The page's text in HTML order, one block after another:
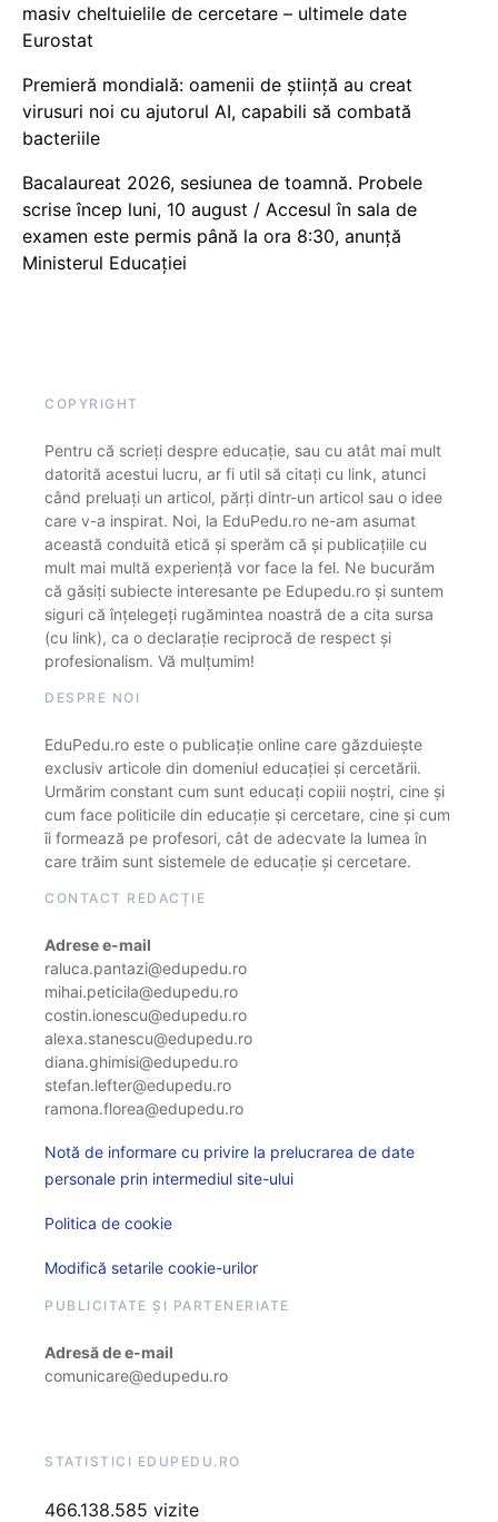
masiv cheltuielile de cercetare – ultimele date
Eurostat
Premieră mondială: oamenii de știință au creat
virusuri noi cu ajutorul AI, capabili să combată
bacteriile
Bacalaureat 2026, sesiunea de toamnă. Probele
scrise încep luni, 10 august / Accesul în sala de
examen este permis până la ora 8:30, anunță
Ministerul Educației
COPYRIGHT
Pentru că scrieți despre educație, sau cu atât mai mult
datorită acestui lucru, ar fi util să citați cu link, atunci
când preluați un articol, părți dintr-un articol sau o idee
care v-a inspirat. Noi, la EduPedu.ro ne-am asumat
această conduită etică și sperăm că și publicațiile cu
mult mai multă experiență vor face la fel. Ne bucurăm
că găsiți subiecte interesante pe Edupedu.ro și suntem
siguri că înțelegeți rugămintea noastră de a cita sursa
(cu link), ca o declarație reciprocă de respect și
profesionalism. Vă mulțumim!
DESPRE NOI
EduPedu.ro este o publicație online care găzduiește
exclusiv articole din domeniul educației și cercetării.
Urmărim constant cum sunt educați copiii noștri, cine și
cum face politicile din educație și cercetare, cine și cum
îi formează pe profesori, cât de adecvate la lumea în
care trăim sunt sistemele de educație și cercetare.
CONTACT REDACȚIE
Adrese e-mail
raluca.pantazi@edupedu.ro
mihai.peticila@edupedu.ro
costin.ionescu@edupedu.ro
alexa.stanescu@edupedu.ro
diana.ghimisi@edupedu.ro
stefan.lefter@edupedu.ro
ramona.florea@edupedu.ro
Notă de informare cu privire la prelucrarea de date
personale prin intermediul site-ului
Politica de cookie
Modifică setarile cookie-urilor
PUBLICITATE ȘI PARTENERIATE
Adresă de e-mail
comunicare@edupedu.ro
STATISTICI EDUPEDU.RO
466.138.585 vizite